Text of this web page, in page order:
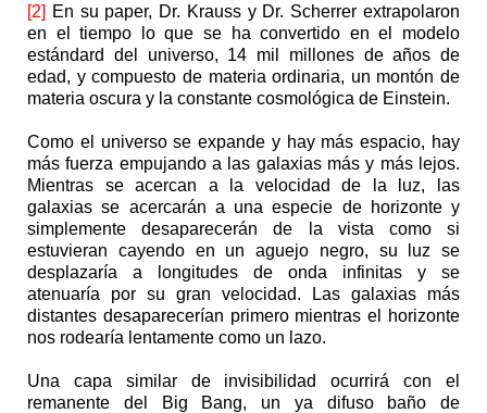
[2] En su paper, Dr. Krauss y Dr. Scherrer extrapolaron
en el tiempo lo que se ha convertido en el modelo
estándard del universo, 14 mil millones de años de
edad, y compuesto de materia ordinaria, un montón de
materia oscura y la constante cosmológica de Einstein.
Como el universo se expande y hay más espacio, hay
más fuerza empujando a las galaxias más y más lejos.
Mientras se acercan a la velocidad de la luz, las
galaxias se acercarán a una especie de horizonte y
simplemente desaparecerán de la vista como si
estuvieran cayendo en un aguejo negro, su luz se
desplazaría a longitudes de onda infinitas y se
atenuaría por su gran velocidad. Las galaxias más
distantes desaparecerían primero mientras el horizonte
nos rodearía lentamente como un lazo.
Una capa similar de invisibilidad ocurrirá con el
remanente del Big Bang, un ya difuso baño de